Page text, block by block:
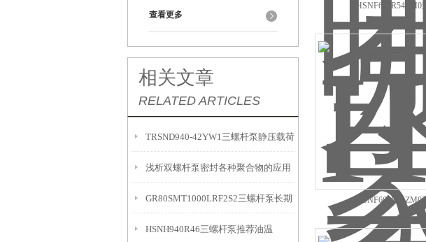
查看更多
相关文章
RELATED ARTICLES
TRSND940-42YW1三螺杆泵静压载荷
浅析双螺杆泵密封各种聚合物的应用
GR80SMT1000LRF2S2三螺杆泵长期
停机时采取的措施
HSNH940R46三螺杆泵推荐油温
HSNF660R54ZM0泵
HSNF660R44ZM0泵